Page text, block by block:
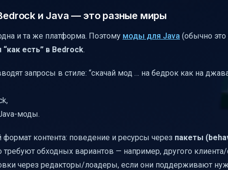
и Java — это разные миры
и та же платформа. Поэтому моды для Java (обычно
“как есть” в Bedrock.
запросы в стиле: “скачай мод … на бедрок как на
моды.
формат контента: поведение и ресурсы через пакеты
обходных вариантов — например, другого клиента/
через редакторы/лоадеры, если они поддерживают